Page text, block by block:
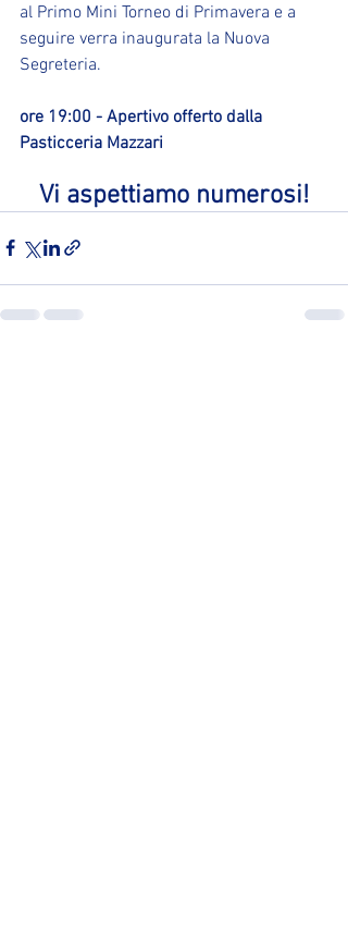
al Primo Mini Torneo di Primavera e a
seguire verra inaugurata la Nuova
Segreteria.
ore 19:00 - Apertivo offerto dalla
Pasticceria Mazzari
Vi aspettiamo numerosi!